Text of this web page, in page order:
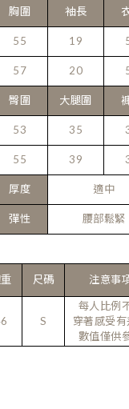
胸圍 袖長
55 19
57 20
臀圍 大腿圍
53 35
55 39
厚度 適中
彈性 腰部鬆緊
尺碼 注意事
S
每人比例
穿著感受有
數值僅供